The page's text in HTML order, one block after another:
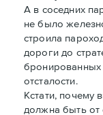
А в соседних
не было
строила
дороги до
бронированных
отсталости.
Кстати, почему
должна быть от